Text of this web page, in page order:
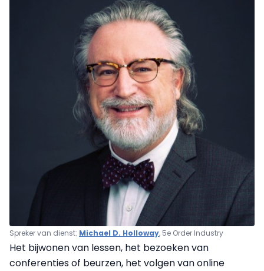
Spreker van dienst: Michael D. Holloway, 5e Order Industry
Het bijwonen van lessen, het bezoeken van
conferenties of beurzen, het volgen van online